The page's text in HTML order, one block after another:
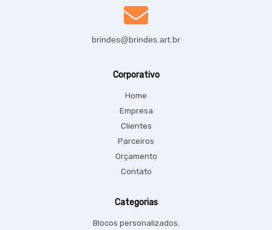
brindes@brindes.art.br
Corporativo
Home
Empresa
Clientes
Parceiros
Orçamento
Contato
Categorias
Blocos personalizados.